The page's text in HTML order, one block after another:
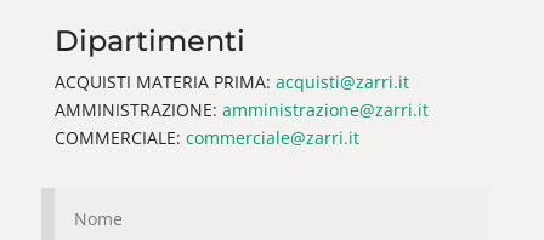
Dipartimenti
ACQUISTI MATERIA PRIMA: acquisti@zarri.it
AMMINISTRAZIONE: amministrazione@zarri.it
COMMERCIALE: commerciale@zarri.it